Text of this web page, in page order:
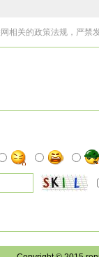
云下的兰花
快到跟前，
‘兰花花’，
道。
相关的政策法规，严禁